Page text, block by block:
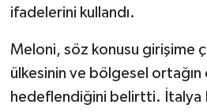
ifadelerini kullandı.
Meloni, söz konusu girişime
ülkesinin ve bölgesel ortağın
hedeflendiğini belirtti. İtalya